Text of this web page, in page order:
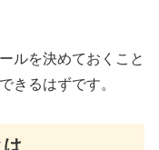
ルを決めておくこと
きるはずです。